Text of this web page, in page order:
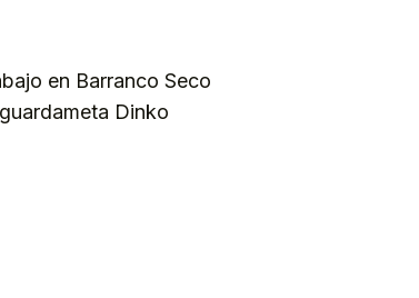
en Barranco Seco
Dinko